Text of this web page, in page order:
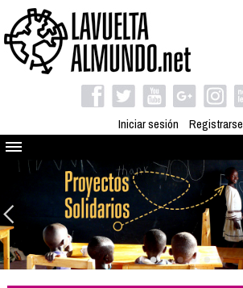
Iniciar sesión Registrarse
Quienes somos
El proyecto
Blog
Viaja con nosotros
Camino solidario